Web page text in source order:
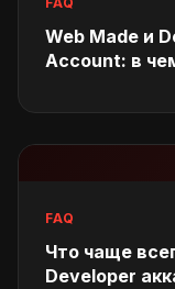
Web Made и
Account: в
FAQ
Что чаще
Developer